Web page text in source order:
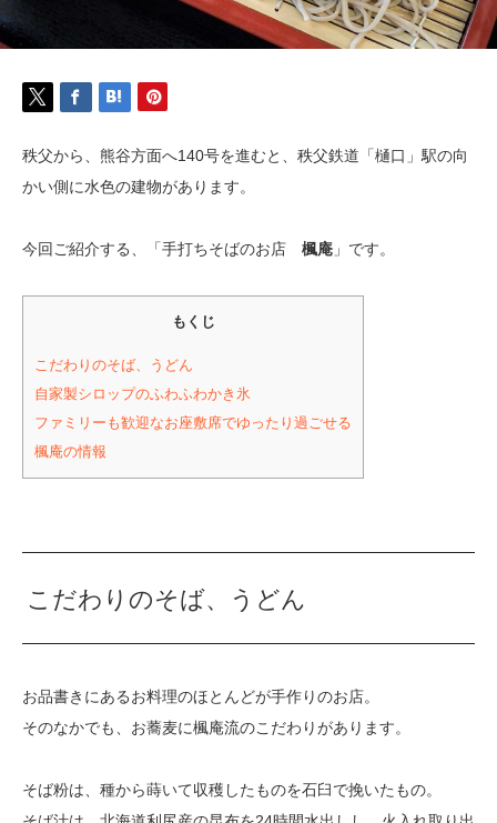
秩父から、熊谷方面へ140号を進むと、秩父鉄道「樋口」駅の向
かい側に水色の建物があります。
今回ご紹介する、「手打ちそばのお店 楓庵 」です。
もくじ
こだわりのそば、うどん
自家製シロップのふわふわかき氷
ファミリーも歓迎なお座敷席でゆったり過ごせる
楓庵の情報
こだわりのそば、うどん
お品書きにあるお料理のほとんどが手作りのお店。
そのなかでも、お蕎麦に楓庵流のこだわりがあります。
そば粉は、種から蒔いて収穫したものを石臼で挽いたもの。